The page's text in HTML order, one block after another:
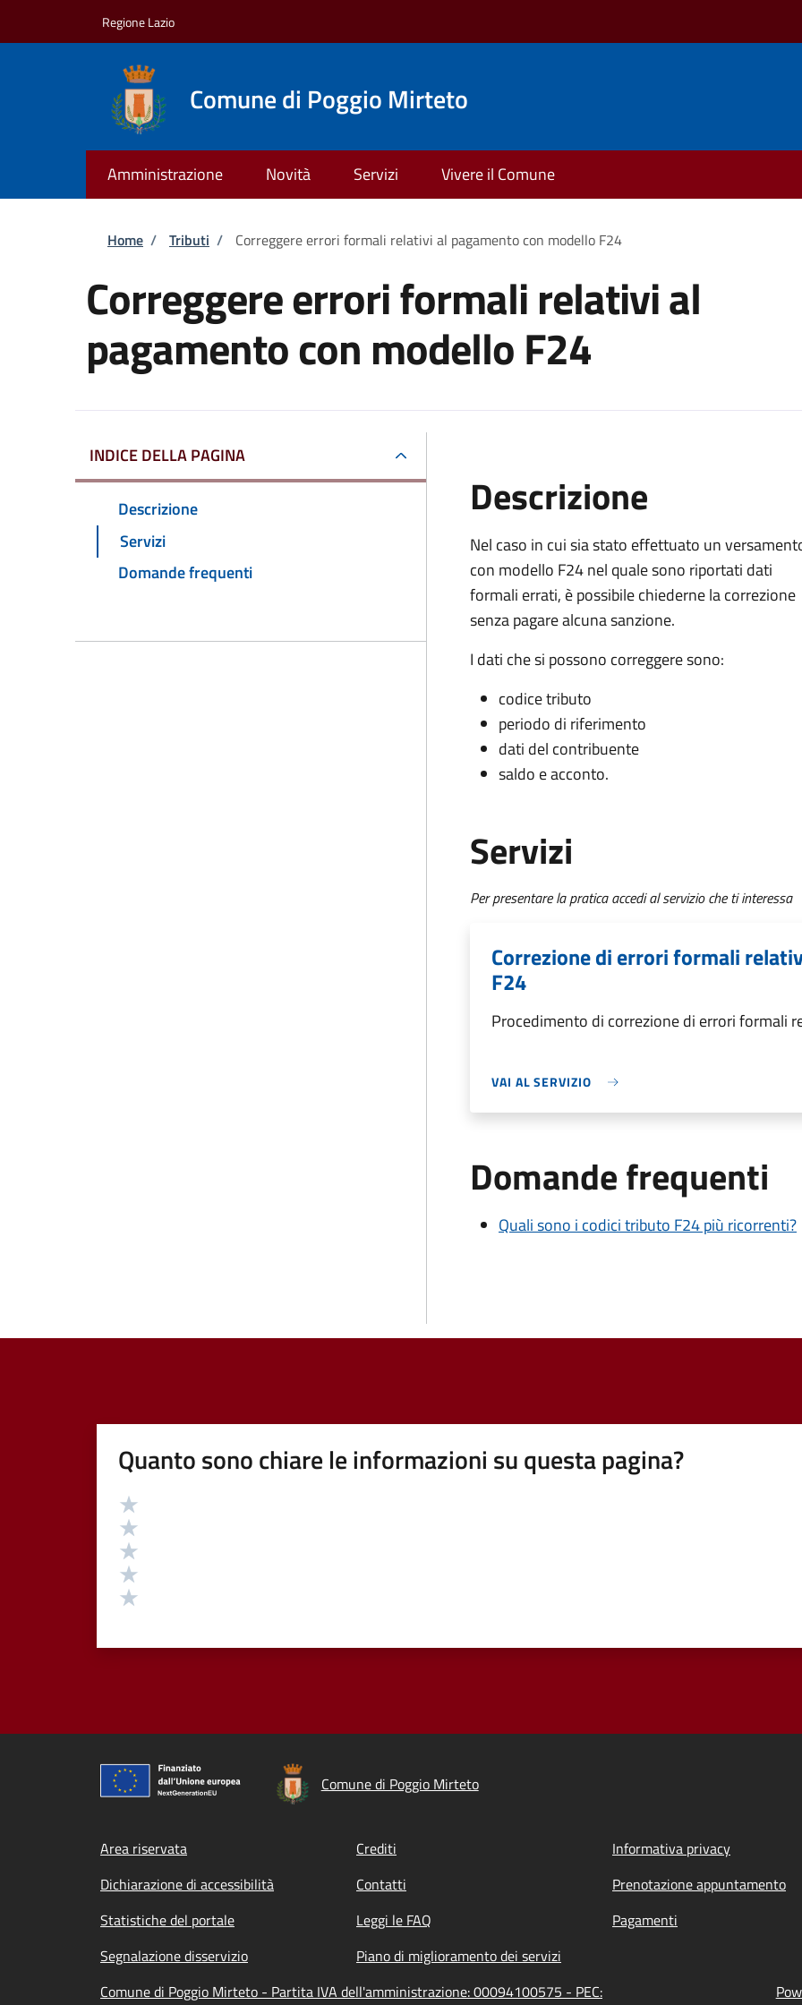
Regione Lazio
Comune di Poggio Mirteto
Amministrazione Novità Servizi Vivere il Comune
Briciole di pane
Home / Tributi / Correggere errori formali relativi al pagamento con modello F24
Correggere errori formali relativi al
pagamento con modello F24
INDICE DELLA PAGINA
Descrizione
Servizi
Domande frequenti
Descrizione
Nel caso in cui sia stato effettuato un
con modello F24 nel quale sono riportati dati
formali errati, è possibile chiederne la correzione
senza pagare alcuna sanzione.
I dati che si possono correggere sono:
codice tributo
periodo di riferimento
dati del contribuente
saldo e acconto.
Servizi
Per presentare la pratica accedi al servizio che ti interessa
Correzione di errori formali
F24
Procedimento di correzione di errori formali
VAI AL SERVIZIO
Domande frequenti
Quali sono i codici tributo F24 più ricorrenti?
Quanto sono chiare le informazioni su questa pagina?
Valutazione
Comune di Poggio Mirteto
Footer menu
Area riservata Crediti
Informativa privacy
Dichiarazione di accessibilità
Contatti
Prenotazione appuntamento
Statistiche del portale
Leggi le FAQ
Pagamenti
Segnalazione disservizio
Piano di miglioramento dei servizi
Comune di Poggio Mirteto - Partita IVA dell'amministrazione: 00094100575 - PEC: